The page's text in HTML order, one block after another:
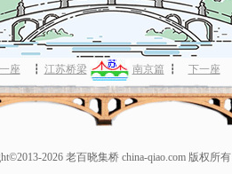
一座 ┇ 江苏桥梁 南京篇 ┇ 下一座
2026 老百晓集桥 china-qiao.com 版权所有